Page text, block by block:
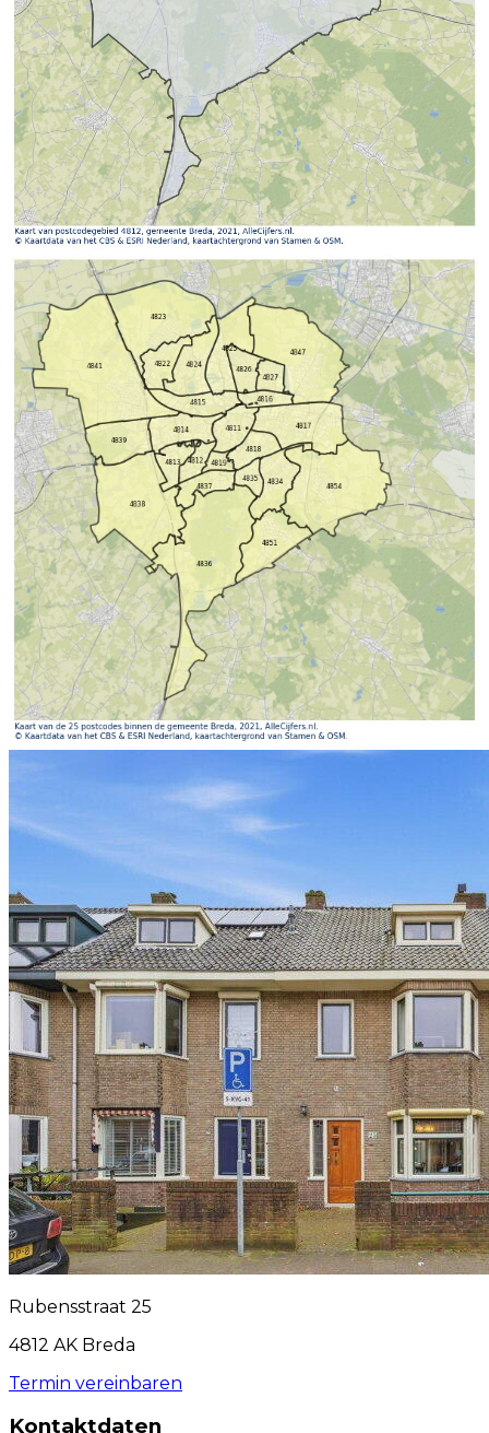
Rubensstraat 25
4812 AK Breda
Termin vereinbaren
Kontaktdaten